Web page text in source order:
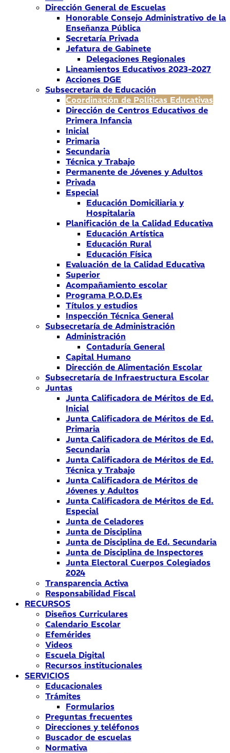
Dirección General de Escuelas
Honorable Consejo Administrativo de la
Enseñanza Pública
Secretaría Privada
Jefatura de Gabinete
Delegaciones Regionales
Lineamientos Educativos 2023-2027
Acciones DGE
Subsecretaría de Educación
Coordinación de Políticas Educativas
Dirección de Centros Educativos de
Primera Infancia
Inicial
Primaria
Secundaria
Técnica y Trabajo
Permanente de Jóvenes y Adultos
Privada
Especial
Educación Domiciliaria y
Hospitalaria
Planificación de la Calidad Educativa
Educación Artística
Educación Rural
Educación Física
Evaluación de la Calidad Educativa
Superior
Acompañamiento escolar
Programa P.O.D.Es
Títulos y estudios
Inspección Técnica General
Subsecretaría de Administración
Administración
Contaduría General
Capital Humano
Dirección de Alimentación Escolar
Subsecretaría de Infraestructura Escolar
Juntas
Junta Calificadora de Méritos de Ed.
Inicial
Junta Calificadora de Méritos de Ed.
Primaria
Junta Calificadora de Méritos de Ed.
Secundaria
Junta Calificadora de Méritos de Ed.
Técnica y Trabajo
Junta Calificadora de Méritos de
Jóvenes y Adultos
Junta Calificadora de Méritos de Ed.
Especial
Junta de Celadores
Junta de Disciplina
Junta de Disciplina de Ed. Secundaria
Junta de Disciplina de Inspectores
Junta Electoral Cuerpos Colegiados
2024
Transparencia Activa
Responsabilidad Fiscal
RECURSOS
Diseños Curriculares
Calendario Escolar
Efemérides
Videos
Escuela Digital
Recursos institucionales
SERVICIOS
Educacionales
Trámites
Formularios
Preguntas frecuentes
Direcciones y teléfonos
Buscador de escuelas
Normativa